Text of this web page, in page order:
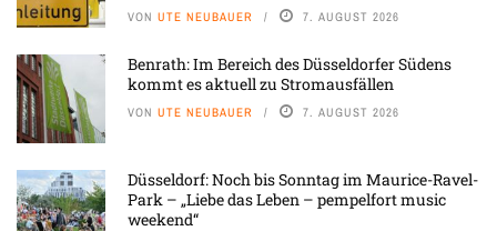
VON UTE NEUBAUER 7. AUGUST 2026
Benrath: Im Bereich des Düsseldorfer Südens
kommt es aktuell zu Stromausfällen
VON UTE NEUBAUER 7. AUGUST 2026
Düsseldorf: Noch bis Sonntag im Maurice-Ravel-
Park – „Liebe das Leben – pempelfort music
weekend“